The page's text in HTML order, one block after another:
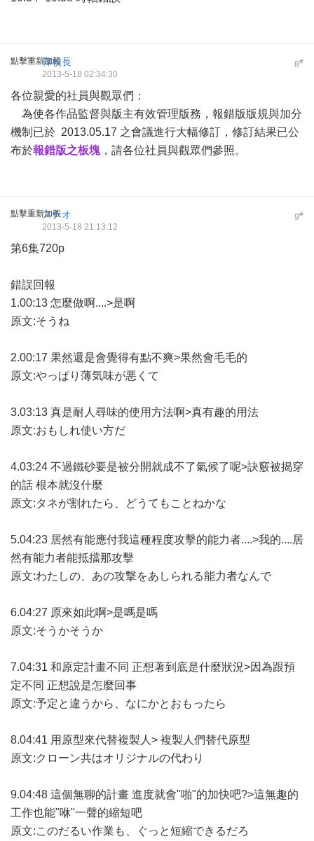
點擊重新加載 8#
韓校長
2013-5-18 02:34:30
各位親愛的社員與觀眾們：
為使各作品監督與版主有效管理版務，報錯版版規與加分
機制已於 2013.05.17 之會議進行大幅修訂，修訂結果已公
布於報錯版之板塊 ，請各位社員與觀眾們參照。
點擊重新加載 9#
スナオ
2013-5-18 21:13:12
第6集720p
錯誤回報
1.00:13 怎麼做啊....>是啊
原文:そうね
2.00:17 果然還是會覺得有點不爽>果然會毛毛的
原文:やっぱり薄気味が悪くて
3.03:13 真是耐人尋味的使用方法啊>真有趣的用法
原文:おもしれ使い方だ
4.03:24 不過鐵砂要是被分開就成不了氣候了呢>訣竅被揭穿
的話 根本就沒什麼
原文:タネが割れたら、どうてもことねかな
5.04:23 居然有能應付我這種程度攻擊的能力者....>我的....居
然有能力者能抵擋那攻擊
原文:わたしの、あの攻撃をあしられる能力者なんで
6.04:27 原來如此啊>是嗎是嗎
原文:そうかそうか
7.04:31 和原定計畫不同 正想著到底是什麼狀況>因為跟預
定不同 正想說是怎麼回事
原文:予定と違うから、なにかとおもったら
8.04:41 用原型來代替複製人> 複製人們替代原型
原文:クローン共はオリジナルの代わり
9.04:48 這個無聊的計畫 進度就會"啪"的加快吧?>這無趣的
工作也能"咻"一聲的縮短吧
原文:このだるい作業も、ぐっと短縮できるだろ